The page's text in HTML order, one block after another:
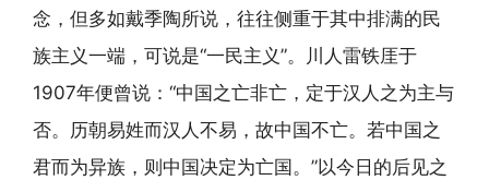
念，但多如戴季陶所说，往往侧重于其中排满的民
族主义一端，可说是“一民主义”。川人雷铁厓于
1907年便曾说：“中国之亡非亡，定于汉人之为主与
否。历朝易姓而汉人不易，故中国不亡。若中国之
君而为异族，则中国决定为亡国。”以今日的后见之